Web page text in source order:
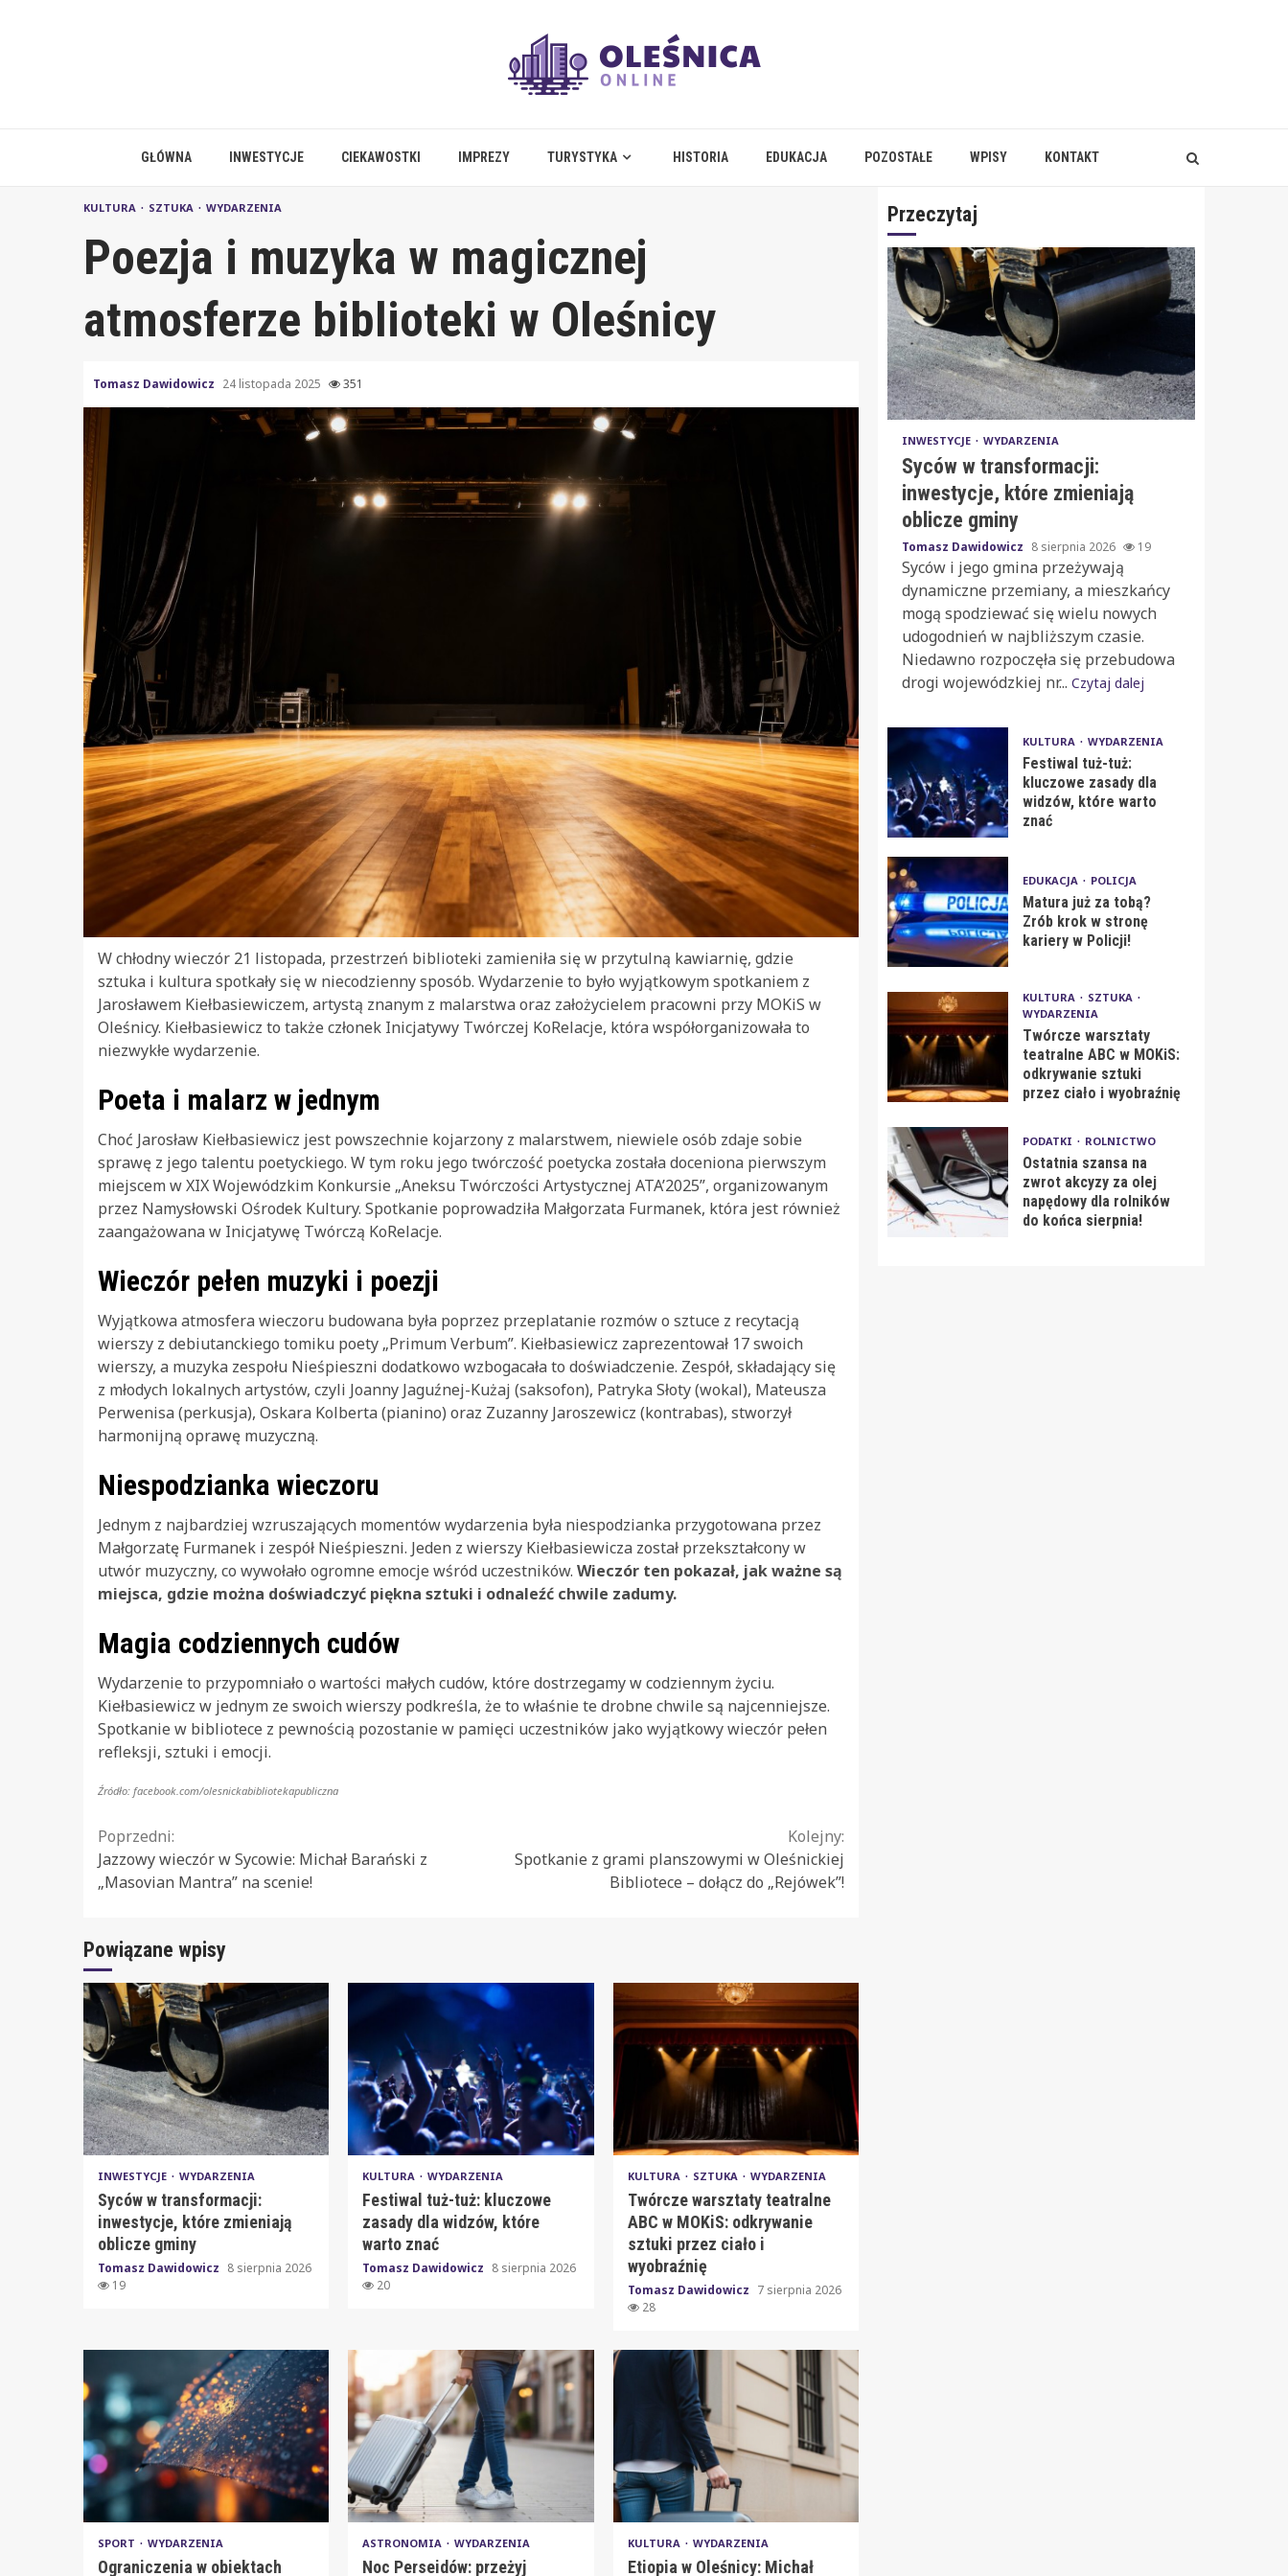
GŁÓWNA INWESTYCJE CIEKAWOSTKI IMPREZY TURYSTYKA HISTORIA EDUKACJA POZOSTAŁE WPISY KONTAKT
KULTURA SZTUKA WYDARZENIA
Poezja i muzyka w magicznej
atmosferze biblioteki w Oleśnicy
Tomasz Dawidowicz 24 listopada 2025 351
W chłodny wieczór 21 listopada, przestrzeń biblioteki zamieniła się w przytulną kawiarnię, gdzie
sztuka i kultura spotkały się w niecodzienny sposób. Wydarzenie to było wyjątkowym spotkaniem z
Jarosławem Kiełbasiewiczem, artystą znanym z malarstwa oraz założycielem pracowni przy MOKiS w
Oleśnicy. Kiełbasiewicz to także członek Inicjatywy Twórczej KoRelacje, która współorganizowała to
niezwykłe wydarzenie.
Poeta i malarz w jednym
Choć Jarosław Kiełbasiewicz jest powszechnie kojarzony z malarstwem, niewiele osób zdaje sobie
sprawę z jego talentu poetyckiego. W tym roku jego twórczość poetycka została doceniona pierwszym
miejscem w XIX Wojewódzkim Konkursie „Aneksu Twórczości Artystycznej ATA’2025”, organizowanym
przez Namysłowski Ośrodek Kultury. Spotkanie poprowadziła Małgorzata Furmanek, która jest również
zaangażowana w Inicjatywę Twórczą KoRelacje.
Wieczór pełen muzyki i poezji
Wyjątkowa atmosfera wieczoru budowana była poprzez przeplatanie rozmów o sztuce z recytacją
wierszy z debiutanckiego tomiku poety „Primum Verbum”. Kiełbasiewicz zaprezentował 17 swoich
wierszy, a muzyka zespołu Nieśpieszni dodatkowo wzbogacała to doświadczenie. Zespół, składający się
z młodych lokalnych artystów, czyli Joanny Jaguźnej-Kużaj (saksofon), Patryka Słoty (wokal), Mateusza
Perwenisa (perkusja), Oskara Kolberta (pianino) oraz Zuzanny Jaroszewicz (kontrabas), stworzył
harmonijną oprawę muzyczną.
Niespodzianka wieczoru
Jednym z najbardziej wzruszających momentów wydarzenia była niespodzianka przygotowana przez
Małgorzatę Furmanek i zespół Nieśpieszni. Jeden z wierszy Kiełbasiewicza został przekształcony w
utwór muzyczny, co wywołało ogromne emocje wśród uczestników. Wieczór ten pokazał, jak ważne są
miejsca, gdzie można doświadczyć piękna sztuki i odnaleźć chwile zadumy.
Magia codziennych cudów
Wydarzenie to przypomniało o wartości małych cudów, które dostrzegamy w codziennym życiu.
Kiełbasiewicz w jednym ze swoich wierszy podkreśla, że to właśnie te drobne chwile są najcenniejsze.
Spotkanie w bibliotece z pewnością pozostanie w pamięci uczestników jako wyjątkowy wieczór pełen
refleksji, sztuki i emocji.
Źródło: facebook.com/olesnickabibliotekapubliczna
Continue
Reading
Poprzedni:
Jazzowy wieczór w Sycowie: Michał Barański z
„Masovian Mantra” na scenie!
Kolejny:
Spotkanie z grami planszowymi w Oleśnickiej
Bibliotece – dołącz do „Rejówek”!
Powiązane wpisy
INWESTYCJE WYDARZENIA
Syców w transformacji:
inwestycje, które zmieniają
oblicze gminy
Tomasz Dawidowicz 8 sierpnia 2026
19
KULTURA WYDARZENIA
Festiwal tuż-tuż: kluczowe
zasady dla widzów, które
warto znać
Tomasz Dawidowicz 8 sierpnia 2026
20
KULTURA SZTUKA WYDARZENIA
Twórcze warsztaty teatralne
ABC w MOKiS: odkrywanie
sztuki przez ciało i
wyobraźnię
Tomasz Dawidowicz 7 sierpnia 2026
28
SPORT WYDARZENIA
Ograniczenia w obiektach
ASTRONOMIA WYDARZENIA
Noc Perseidów: przeżyj
KULTURA WYDARZENIA
Etiopia w Oleśnicy: Michał
Przeczytaj
INWESTYCJE WYDARZENIA
Syców w transformacji:
inwestycje, które zmieniają
oblicze gminy
Tomasz Dawidowicz 8 sierpnia 2026 19
Syców i jego gmina przeżywają
dynamiczne przemiany, a mieszkańcy
mogą spodziewać się wielu nowych
udogodnień w najbliższym czasie.
Niedawno rozpoczęła się przebudowa
drogi wojewódzkiej nr... Czytaj dalej
KULTURA WYDARZENIA
Festiwal tuż-tuż:
kluczowe zasady dla
widzów, które warto
znać
EDUKACJA POLICJA
Matura już za tobą?
Zrób krok w stronę
kariery w Policji!
KULTURA
SZTUKA
WYDARZENIA
Twórcze warsztaty
teatralne ABC w MOKiS:
odkrywanie sztuki
przez ciało i wyobraźnię
PODATKI ROLNICTWO
Ostatnia szansa na
zwrot akcyzy za olej
napędowy dla rolników
do końca sierpnia!